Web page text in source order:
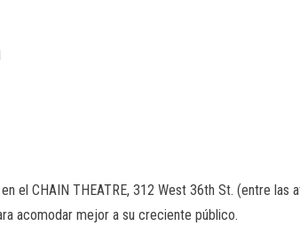
el CHAIN THEATRE, 312 West 36th St. (entre
acomodar mejor a su creciente público.